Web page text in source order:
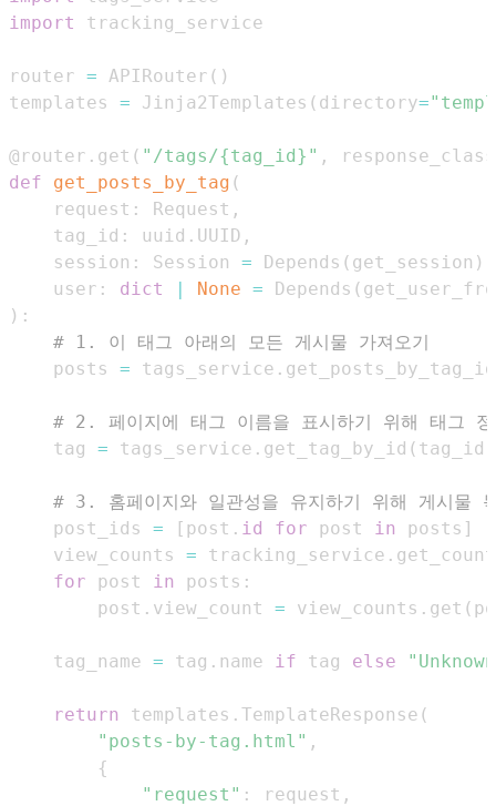
import
router = APIRouter ( )
templates = Jinja2Templates ( directory=
@router . get ( "/tags/{tag_id}" ,
response_class
def
get_posts_by_tag (
    request
: Request ,
    tag_id
: uuid . UUID ,
    session
: Session = Depends ( get_session )
    user
: dict | None = Depends (
) :
# 1. 이 태그 아래의 모든 게시물 가져오기
    posts
= tags_service . get_posts_by_tag_id
# 2. 페이지에 태그 이름을 표시하기 위해 태그 정
    tag
= tags_service . get_tag_by_id ( tag_id
# 3. 홈페이지와 일관성을 유지하기 위해 게시물
    post_ids
= [ post . id for post in posts ]
    view_counts
= tracking_service .
for post in posts :
        post
. view_count = view_counts . get (
    tag_name
= tag . name if tag else
return templates . TemplateResponse (
"posts-by-tag.html" ,
{
"request" : request ,